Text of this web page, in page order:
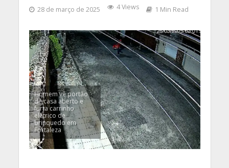
28 de março de 2025 4 Views 1 Min Read
Homem vê portão
de casa aberto e
furta carrinho
elétrico de
brinquedo em
Fortaleza